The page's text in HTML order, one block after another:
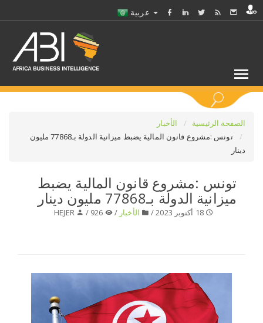
حدد ملفا
اختر بلدا/بلدان
الصفحة الرئيسية
الأخبار
تونس :مشروع قانون المالية يضبط ميزانية الدولة بـ77868 مليون
دينار
تونس :مشروع قانون المالية يضبط
ميزانية الدولة بـ77868 مليون دينار
18 أكتوبر 2023 / الأخبار /
HEJER